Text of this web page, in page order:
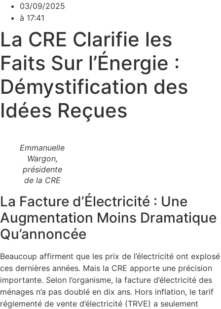
03/09/2025
à 17:41
La CRE Clarifie les
Faits Sur l’Énergie :
Démystification des
Idées Reçues
Emmanuelle
Wargon,
présidente
de la CRE
La Facture d’Électricité : Une
Augmentation Moins Dramatique
Qu’annoncée
Beaucoup affirment que les prix de l’électricité ont explosé
ces dernières années. Mais la CRE apporte une précision
importante. Selon l’organisme, la facture d’électricité des
ménages n’a pas doublé en dix ans. Hors inflation, le tarif
réglementé de vente d’électricité (TRVE) a seulement